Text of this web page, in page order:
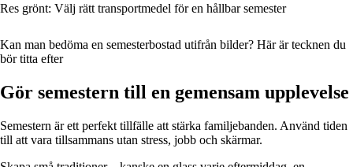
Res grönt: Välj rätt transportmedel för en hållbar semester
Kan man bedöma en semesterbostad utifrån bilder? Här är tecknen du
bör titta efter
Gör semestern till en gemensam upplevelse
Semestern är ett perfekt tillfälle att stärka familjebanden. Använd tiden
till att vara tillsammans utan stress, jobb och skärmar.